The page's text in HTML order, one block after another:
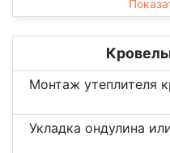
Монтаж утеплителя
Укладка ондулина